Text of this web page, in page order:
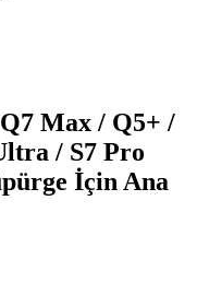
Max / Q5+ /
/ S7 Pro
İçin Ana